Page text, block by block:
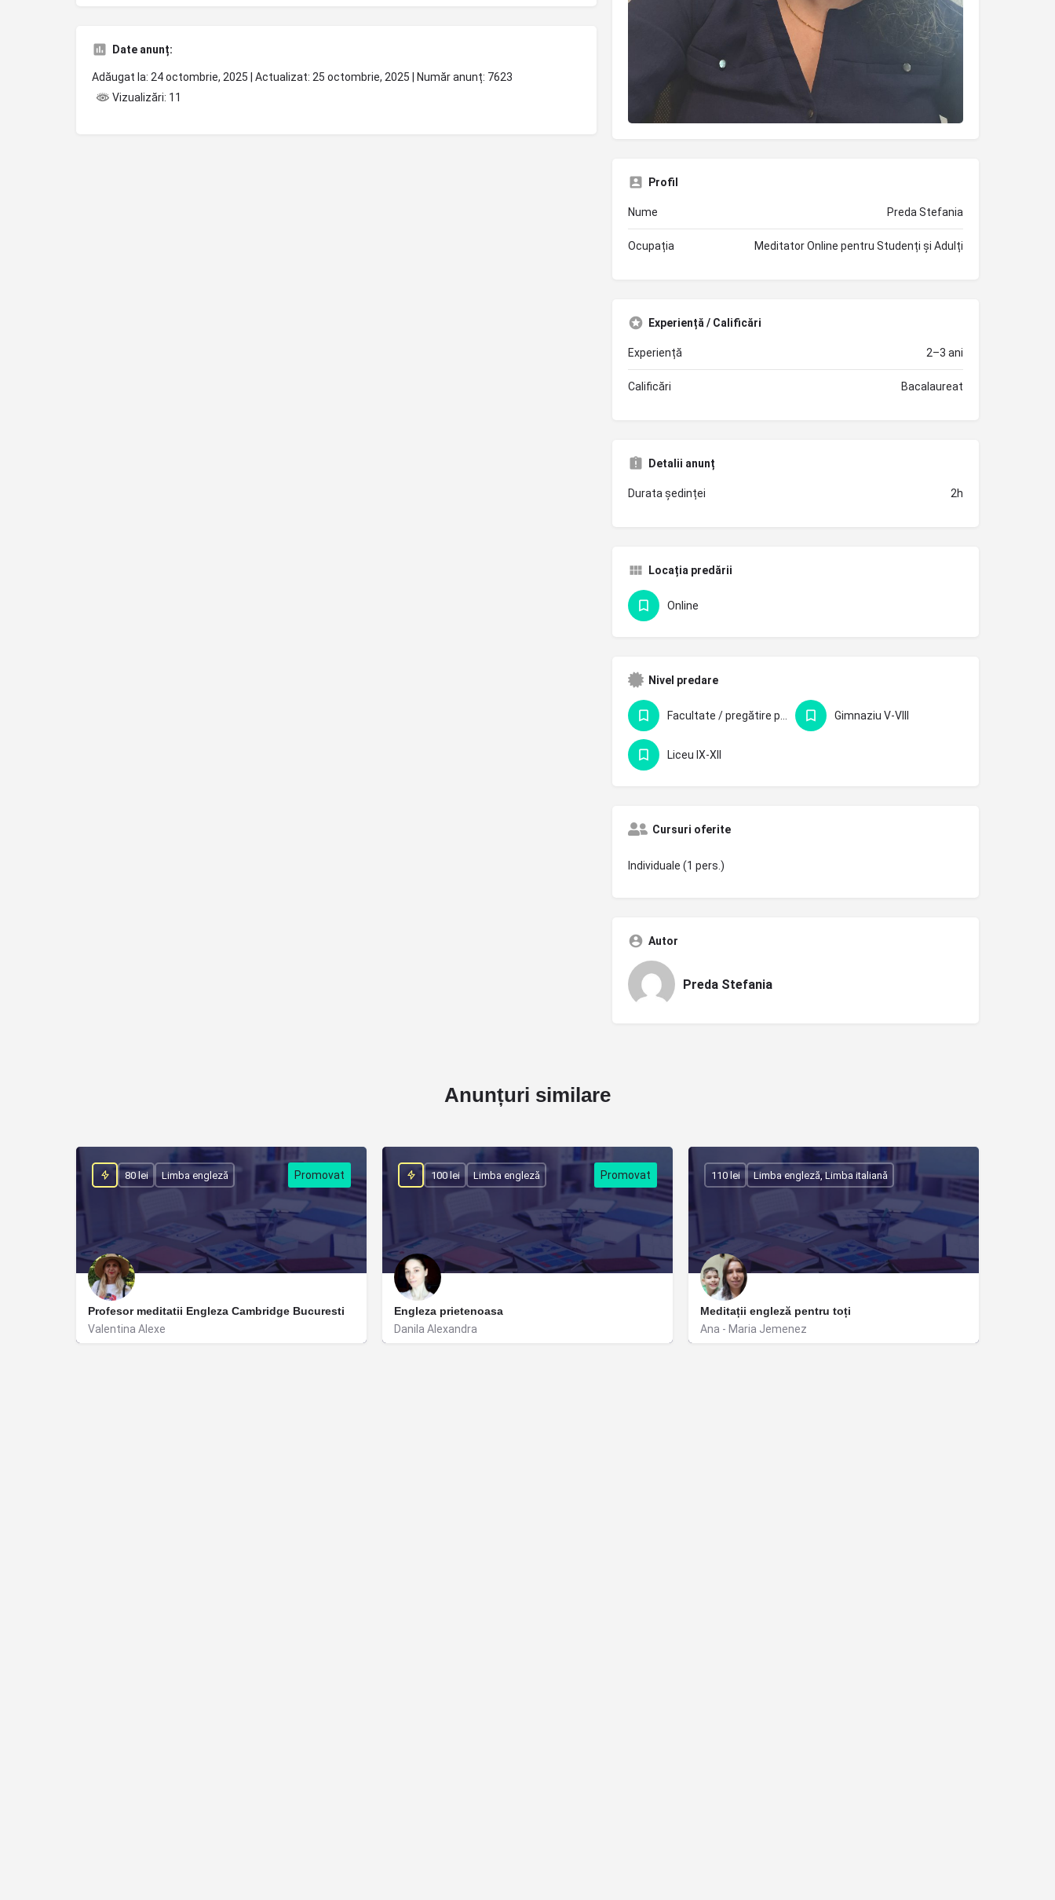
Date anunț:
Adăugat la: 24 octombrie, 2025 | Actualizat: 25 octombrie, 2025 | Număr anunț: 7623
Vizualizări: 11
Profil
Nume Preda Stefania
Ocupația Meditator Online pentru Studenți și Adulți
Experiență / Calificări
Experiență 2–3 ani
Calificări Bacalaureat
Detalii anunț
Durata ședinței 2h
Locația predării
Online
Nivel predare
Gimnaziu V-VIII
Liceu IX-XII
Cursuri oferite
Individuale (1 pers.)
Autor
Preda Stefania
Anunțuri similare
Profesor meditatii Engleza Cambridge Bucuresti
Valentina Alexe
80 lei Limba engleză
Engleza prietenoasa
Danila Alexandra
100 lei Limba engleză
Meditații engleză pentru toți
Ana - Maria Jemenez
110 lei Limba engleză, Limba italiană